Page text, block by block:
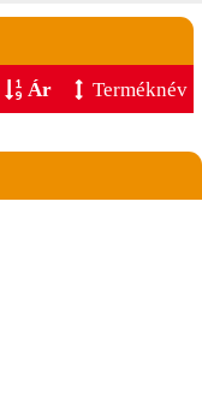
Ár
Terméknév